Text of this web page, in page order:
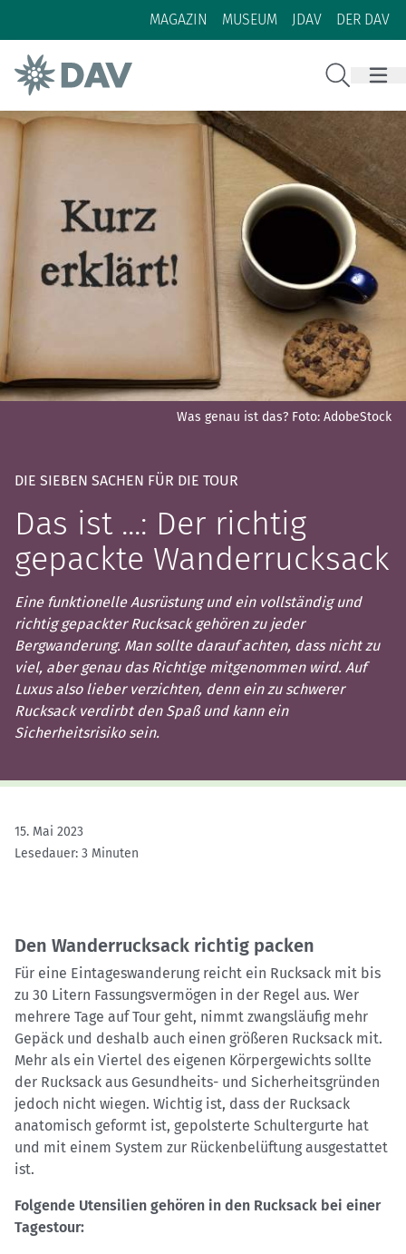
Zum Inhalt
Zur Footer-Navigation
MAGAZIN MUSEUM JDAV DER DAV
Was genau ist das? Foto: AdobeStock
DIE SIEBEN SACHEN FÜR DIE TOUR
Das ist ...: Der richtig
gepackte Wanderrucksack
Eine funktionelle Ausrüstung und ein vollständig und
richtig gepackter Rucksack gehören zu jeder
Bergwanderung. Man sollte darauf achten, dass nicht zu
viel, aber genau das Richtige mitgenommen wird. Auf
Luxus also lieber verzichten, denn ein zu schwerer
Rucksack verdirbt den Spaß und kann ein
Sicherheitsrisiko sein.
15. Mai 2023
Lesedauer: 3 Minuten
Den Wanderrucksack richtig packen
Für eine Eintageswanderung reicht ein Rucksack mit bis
zu 30 Litern Fassungsvermögen in der Regel aus. Wer
mehrere Tage auf Tour geht, nimmt zwangsläufig mehr
Gepäck und deshalb auch einen größeren Rucksack mit.
Mehr als ein Viertel des eigenen Körpergewichts sollte
der Rucksack aus Gesundheits- und Sicherheitsgründen
jedoch nicht wiegen. Wichtig ist, dass der Rucksack
anatomisch geformt ist, gepolsterte Schultergurte hat
und mit einem System zur Rückenbelüftung ausgestattet
ist.
Folgende Utensilien gehören in den Rucksack bei einer
Tagestour: